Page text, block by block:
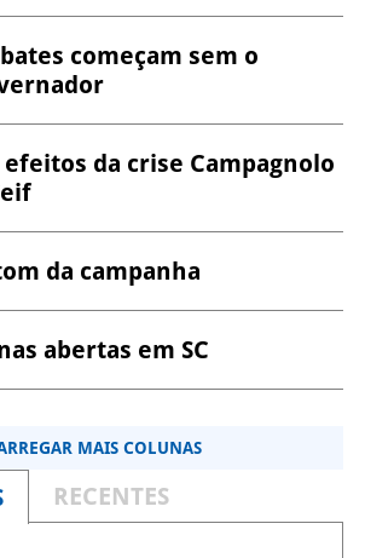
começam sem o
efeitos da crise Campagnolo
da campanha
abertas em SC
MAIS COLUNAS
RECENTES